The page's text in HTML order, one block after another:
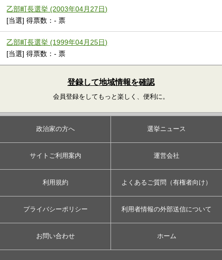
乙部町長選挙 (2003年04月27日)
[当選] 得票数：- 票
乙部町長選挙 (1999年04月25日)
[当選] 得票数：- 票
登録して地域情報を確認
会員登録をしてもっと楽しく、便利に。
政治家の方へ 選挙ニュース
サイトご利用案内 運営会社
利用規約 よくあるご質問（有権者向け）
プライバシーポリシー 利用者情報の外部送信について
お問い合わせ ホーム